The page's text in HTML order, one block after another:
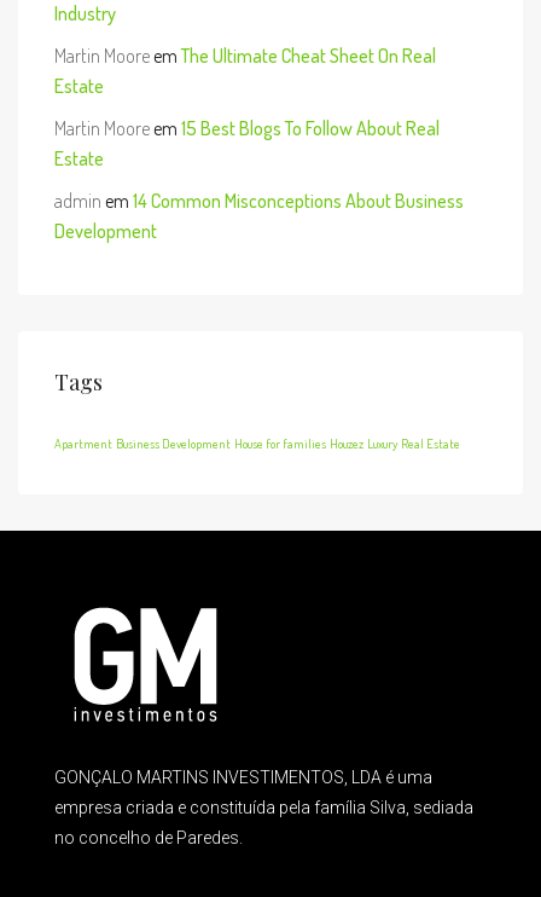
Industry
Martin MooreemThe Ultimate Cheat Sheet On Real
Estate
Martin Mooreem 15 Best Blogs To Follow About Real
Estate
admin em 14 Common Misconceptions About Business
Development
Tags
Apartment Business Development House for families Houzez Luxury Real Estate
GONÇALO MARTINS INVESTIMENTOS, LDA é uma
empresa criada e constituída pela família Silva, sediada
no concelho de Paredes.